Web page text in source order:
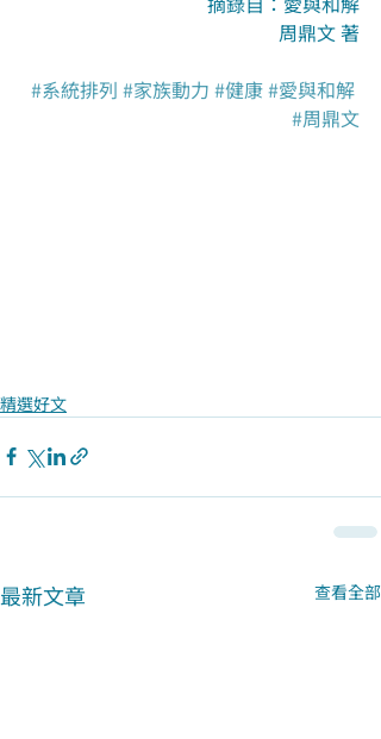
周鼎文 著
#系統排列 #家族動力 #健康#愛與和解
#周鼎文
精選好文
最新文章 查看全部